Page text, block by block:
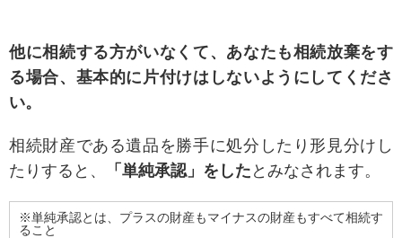
他に相続する方がいなくて、あなたも相続放棄をす
る場合、基本的に片付けはしないようにしてくださ
い。
相続財産である遺品を勝手に処分したり形見分けし
たりすると、
「単純承認」をした とみなされます。
※単純承認とは、プラスの財産もマイナスの財産もすべて相続す
ること